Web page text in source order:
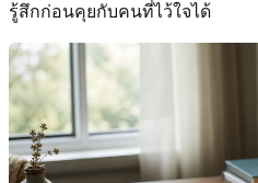
รู้สึกก่อนคุยกับคนที่ไว้ใจได้